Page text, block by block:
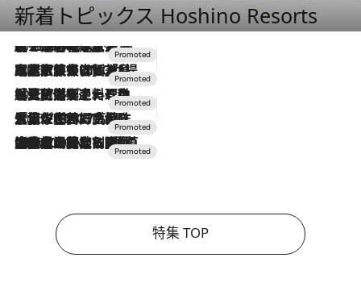
新着トピックス Hoshino Resorts
2026.8.7
【トンボの足水浴】ヒノキの香りに包まれて涼感マックス！約13℃の湧水かけ流しを避暑地「星野温泉 トンボの湯」で体験
2026.7.31
【ホテル帰省】という選択肢をOMOが提案。家族とほどよい距離を保つには「昼は実家、夜は気兼ねなくホテルで！」
2026.7.24
【夏限定ディナーコース】旬を迎える稚鮎や花ズッキーニなどをイタリア・トスカーナの郷土料理の手法で満喫！
2026.7.17
「土佐和ハーブかき氷」がOMO7高知に登場！生姜、山椒、大葉など目にも舌にも涼を呼ぶ郷土の味
2026.7.10
NEW OPEN！【界 草津】名湯の地に誕生。趣の異なる2種の温泉と上州ならではの会席・蕎麦割烹など美食を味わう究極の癒やし旅
特集 TOP